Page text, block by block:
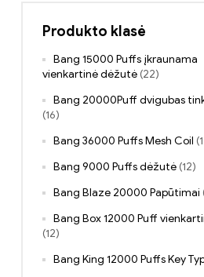
Produkto klasė
Bang 15000 Puffs įkraunama
vienkartinė dėžutė (22)
Bang 20000Puff dvigubas
(16)
Bang 36000 Puffs Mesh Coil
Bang 9000 Puffs dėžutė (12)
Bang Blaze 20000 Papūtimai
Bang Box 12000 Puff
(12)
Bang King 12000 Puffs Key